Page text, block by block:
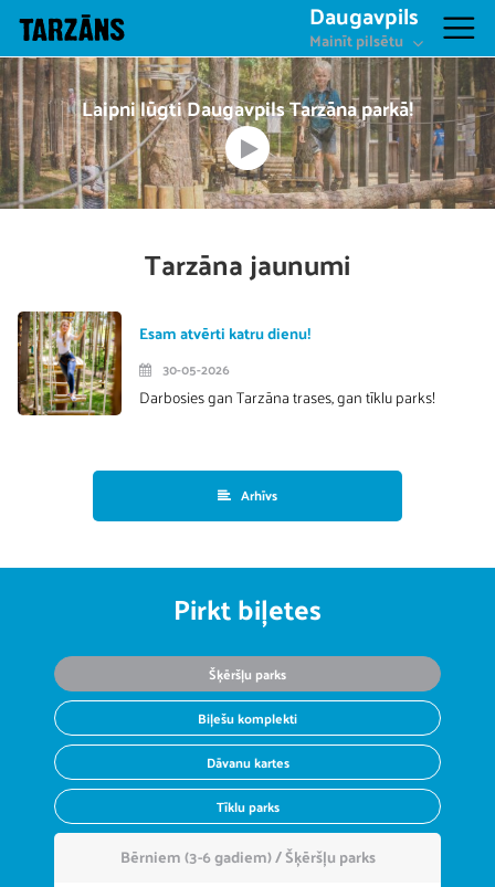
Daugavpils
Mainīt pilsētu
Laipni lūgti Daugavpils Tarzāna parkā!
Tarzāna jaunumi
Esam atvērti katru dienu!
30-05-2026
Darbosies gan Tarzāna trases, gan tīklu parks!
Arhīvs
Pirkt biļetes
Šķēršļu parks
Biļešu komplekti
Dāvanu kartes
Tīklu parks
Bērniem (3-6 gadiem) / Šķēršļu parks